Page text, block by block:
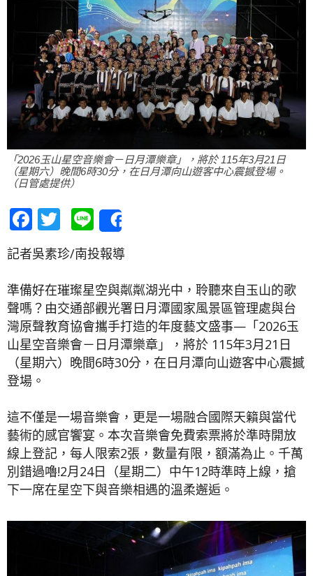
「2026玉山星空音樂會－日月潭樂章」，將於 115年3月21日
（星期六）晚間6時30分，在日月潭向山遊客中心震撼登場。
（日管處提供）
Facebook
Twitter
Line
記者吳素珍/南投報導
準備好在璀璨星空與粼粼湖光中，聆聽來自玉山的歌
聲嗎？由交通部觀光署日月潭國家風景區管理處與台
灣原聲教育協會攜手打造的年度藝文盛事—「2026玉
山星空音樂會－日月潭樂章」，將於 115年3月21日
（星期六）晚間6時30分，在日月潭向山遊客中心震撼
登場。
這不僅是一場音樂會，更是一場融合國際天籟與當代
藝術的感官饗宴。本次音樂會免費索票將於準時開放
線上登記，每人限索2張，數量有限，額滿為止。千萬
別錯過嚕!2月24日（星期二）中午12時準時上線，搶
下一席在星空下與音樂相遇的溫柔邂逅。